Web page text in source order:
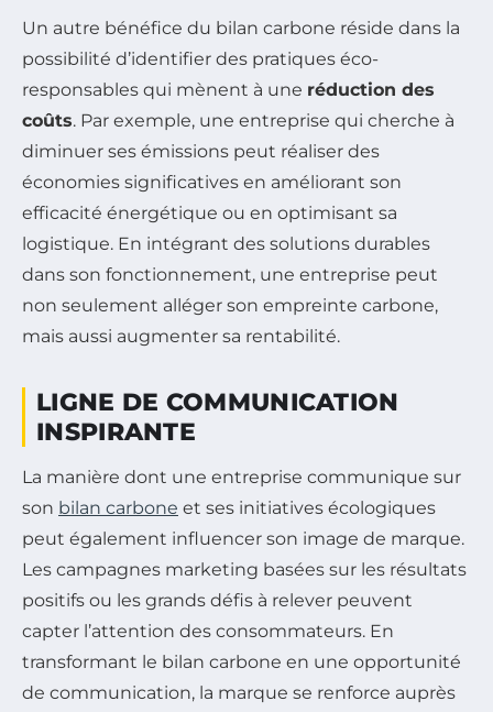
Un autre bénéfice du bilan carbone réside dans la
possibilité d’identifier des pratiques éco-
responsables qui mènent à une réduction des
coûts. Par exemple, une entreprise qui cherche à
diminuer ses émissions peut réaliser des
économies significatives en améliorant son
efficacité énergétique ou en optimisant sa
logistique. En intégrant des solutions durables
dans son fonctionnement, une entreprise peut
non seulement alléger son empreinte carbone,
mais aussi augmenter sa rentabilité.
LIGNE DE COMMUNICATION
INSPIRANTE
La manière dont une entreprise communique sur
son bilan carbone et ses initiatives écologiques
peut également influencer son image de marque.
Les campagnes marketing basées sur les résultats
positifs ou les grands défis à relever peuvent
capter l’attention des consommateurs. En
transformant le bilan carbone en une opportunité
de communication, la marque se renforce auprès